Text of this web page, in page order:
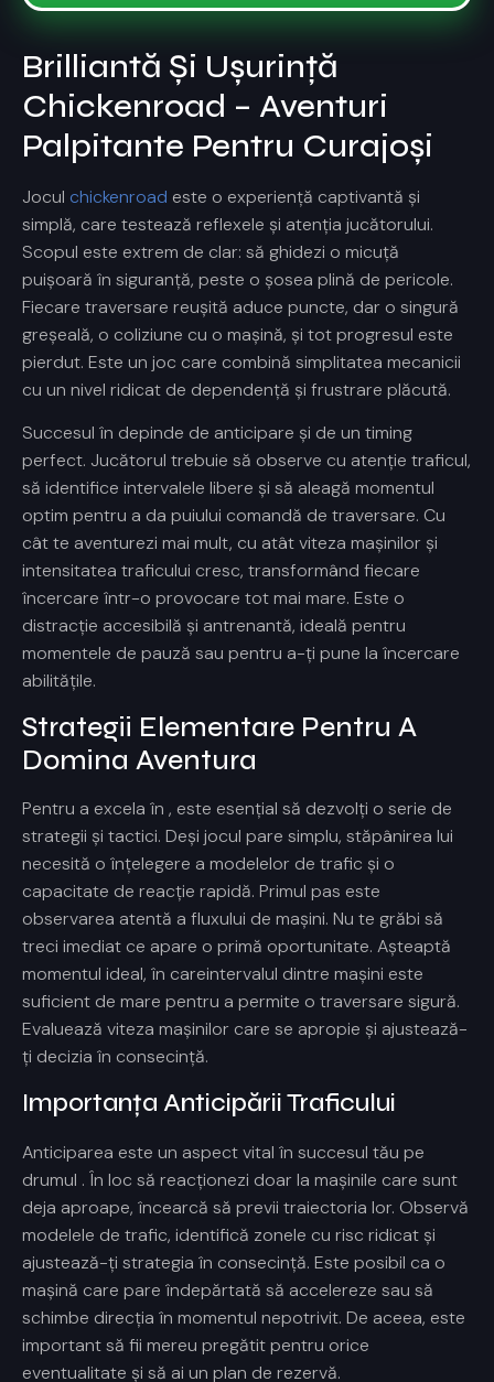
Brilliantă Și Ușurință
Chickenroad – Aventuri
Palpitante Pentru Curajoși
Jocul chickenroad este o experiență captivantă și
simplă, care testează reflexele și atenția jucătorului.
Scopul este extrem de clar: să ghidezi o micuță
puișoară în siguranță, peste o șosea plină de pericole.
Fiecare traversare reușită aduce puncte, dar o singură
greșeală, o coliziune cu o mașină, și tot progresul este
pierdut. Este un joc care combină simplitatea mecanicii
cu un nivel ridicat de dependență și frustrare plăcută.
Succesul în depinde de anticipare și de un timing
perfect. Jucătorul trebuie să observe cu atenție traficul,
să identifice intervalele libere și să aleagă momentul
optim pentru a da puiului comandă de traversare. Cu
cât te aventurezi mai mult, cu atât viteza mașinilor și
intensitatea traficului cresc, transformând fiecare
încercare într-o provocare tot mai mare. Este o
distracție accesibilă și antrenantă, ideală pentru
momentele de pauză sau pentru a-ți pune la încercare
abilitățile.
Strategii Elementare Pentru A
Domina Aventura
Pentru a excela în , este esențial să dezvolți o serie de
strategii și tactici. Deși jocul pare simplu, stăpânirea lui
necesită o înțelegere a modelelor de trafic și o
capacitate de reacție rapidă. Primul pas este
observarea atentă a fluxului de mașini. Nu te grăbi să
treci imediat ce apare o primă oportunitate. Așteaptă
momentul ideal, în careintervalul dintre mașini este
suficient de mare pentru a permite o traversare sigură.
Evaluează viteza mașinilor care se apropie și ajustează-
ți decizia în consecință.
Importanța Anticipării Traficului
Anticiparea este un aspect vital în succesul tău pe
drumul . În loc să reacționezi doar la mașinile care sunt
deja aproape, încearcă să previi traiectoria lor. Observă
modelele de trafic, identifică zonele cu risc ridicat și
ajustează-ți strategia în consecință. Este posibil ca o
mașină care pare îndepărtată să accelereze sau să
schimbe direcția în momentul nepotrivit. De aceea, este
important să fii mereu pregătit pentru orice
eventualitate și să ai un plan de rezervă.